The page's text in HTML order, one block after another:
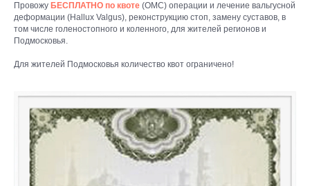
Провожу БЕСПЛАТНО по квоте (ОМС) операции и лечение вальгусной
деформации (Hallux Valgus), реконструкцию стоп, замену суставов, в
том числе голеностопного и коленного, для жителей регионов и
Подмосковья.
Для жителей Подмосковья количество квот ограничено!